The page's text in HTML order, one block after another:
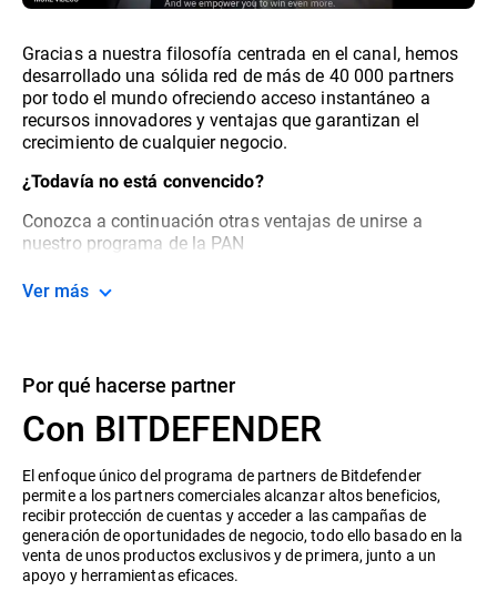
Gracias a nuestra filosofía centrada en el canal, hemos
desarrollado una sólida red de más de 40 000 partners
por todo el mundo ofreciendo acceso instantáneo a
recursos innovadores y ventajas que garantizan el
crecimiento de cualquier negocio.
¿Todavía no está convencido?
Conozca a continuación otras ventajas de unirse a
nuestro programa de la PAN
Ver más
Por qué hacerse partner
Con BITDEFENDER
El enfoque único del programa de partners de Bitdefender
permite a los partners comerciales alcanzar altos beneficios,
recibir protección de cuentas y acceder a las campañas de
generación de oportunidades de negocio, todo ello basado en la
venta de unos productos exclusivos y de primera, junto a un
apoyo y herramientas eficaces.